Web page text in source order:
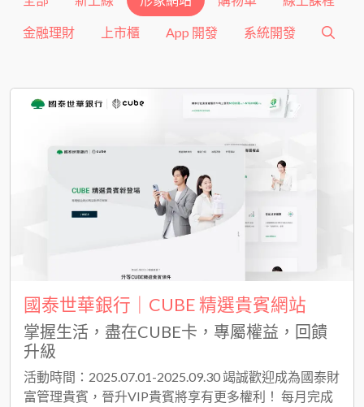
金融理財 上市櫃 App 開發 系統開發
國泰世華銀行｜CUBE 精選貴賓網站
掌握生活，盡在CUBE卡，專屬權益，回饋
升級
活動時間：2025.07.01-2025.09.30 竭誠歡迎成為國泰財
富管理貴賓，晉升VIP貴賓將享有更多權利！ 每月完成